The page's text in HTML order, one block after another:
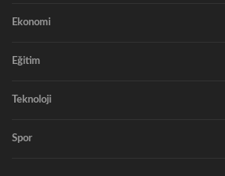
Ekonomi
Eğitim
Teknoloji
Spor